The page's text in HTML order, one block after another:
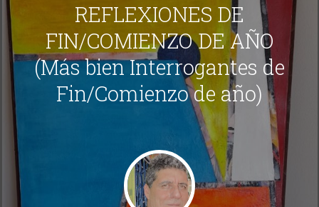
REFLEXIONES DE
FIN/COMIENZO DE AÑO
(Más bien Interrogantes de
Fin/Comienzo de año)